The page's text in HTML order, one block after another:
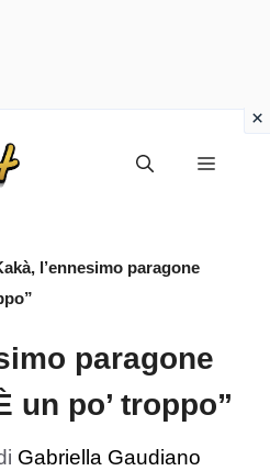
Menu
l’ennesimo paragone
paragone
un po’ troppo”
Gabriella Gaudiano